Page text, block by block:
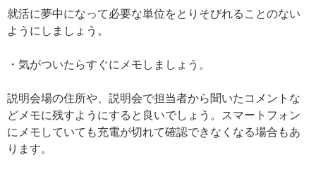
就活に夢中になって必要な単位をとりそびれることのない
ようにしましょう。
・気がついたらすぐにメモしましょう。
説明会場の住所や、説明会で担当者から聞いたコメントな
どメモに残すようにすると良いでしょう。スマートフォン
にメモしていても充電が切れて確認できなくなる場合もあ
ります。